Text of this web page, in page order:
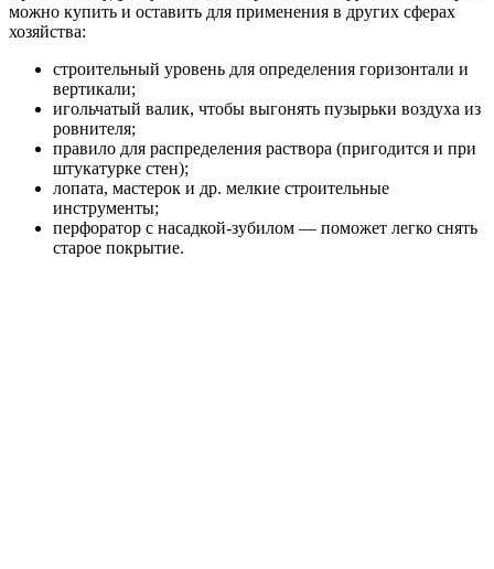
можно купить и оставить для применения в других сферах
хозяйства:
строительный уровень для определения горизонтали и
вертикали;
игольчатый валик, чтобы выгонять пузырьки воздуха из
ровнителя;
правило для распределения раствора (пригодится и при
штукатурке стен);
лопата, мастерок и др. мелкие строительные
инструменты;
перфоратор с насадкой-зубилом — поможет легко снять
старое покрытие.